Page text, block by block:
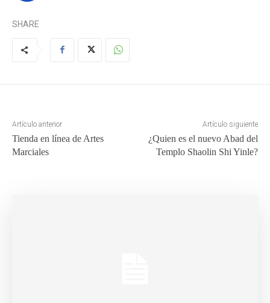
SHARE
Artículo anterior
Tienda en línea de Artes
Marciales
Artículo siguiente
¿Quien es el nuevo Abad del
Templo Shaolin Shi Yinle?